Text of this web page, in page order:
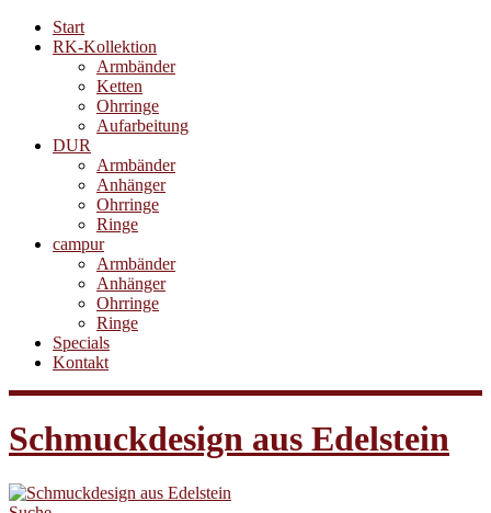
Start
RK-Kollektion
Armbänder
Ketten
Ohrringe
Aufarbeitung
DUR
Armbänder
Anhänger
Ohrringe
Ringe
campur
Armbänder
Anhänger
Ohrringe
Ringe
Specials
Kontakt
Schmuckdesign aus Edelstein